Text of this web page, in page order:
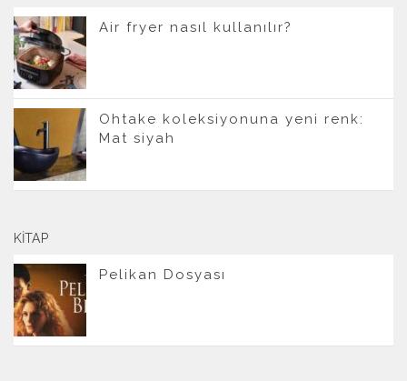
Air fryer nasıl kullanılır?
Ohtake koleksiyonuna yeni renk:
Mat siyah
KITAP
Pelikan Dosyası